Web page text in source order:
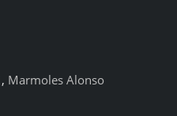
, Marmoles Alonso